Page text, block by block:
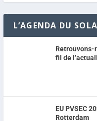
L’AGENDA DU
Retrouvons-
fil de
EU PVSEC
Rotterdam